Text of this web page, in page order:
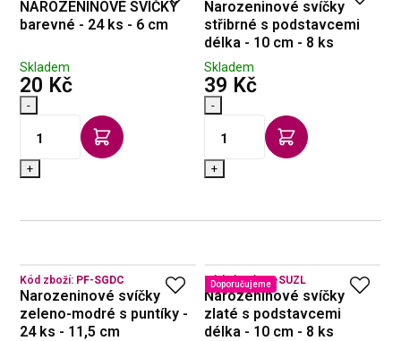
NAROZENINOVÉ SVÍČKY
barevné - 24 ks - 6 cm
Skladem
20 Kčs DPH
-
+
Narozeninové svíčky
střibrné s podstavcemi
délka - 10 cm - 8 ks
Skladem
39 Kčs DPH
-
+
Kód zboží: PF-SGDC
Narozeninové svíčky
zeleno-modré s puntíky -
24 ks - 11,5 cm
Doporučujeme
Kód zboží:PF-SUZL
Narozeninové svíčky
zlaté s podstavcemi
délka - 10 cm - 8 ks